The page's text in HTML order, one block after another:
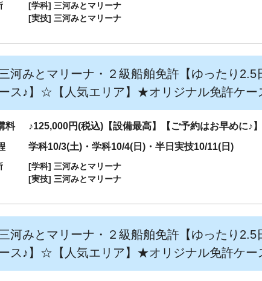
[学科] 三河みとマリーナ
[実技] 三河みとマリーナ
河みとマリーナ・２級船舶免許【ゆったり2.5
ス♪】☆【人気エリア】★オリジナル免許ケ
料
♪125,000円(税込)【設備最高】【ご予約はお早めに♪】
学科10/3(土)・学科10/4(日)・半日実技10/11(日)
[学科] 三河みとマリーナ
[実技] 三河みとマリーナ
河みとマリーナ・２級船舶免許【ゆったり2.5
ス♪】☆【人気エリア】★オリジナル免許ケ